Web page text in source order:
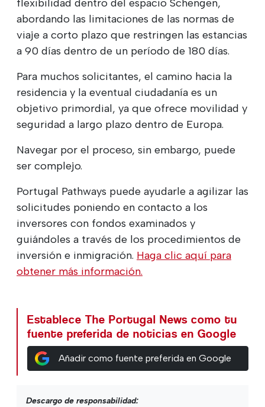
flexibilidad dentro del espacio Schengen,
abordando las limitaciones de las normas de
viaje a corto plazo que restringen las estancias
a 90 días dentro de un período de 180 días.
Para muchos solicitantes, el camino hacia la
residencia y la eventual ciudadanía es un
objetivo primordial, ya que ofrece movilidad y
seguridad a largo plazo dentro de Europa.
Navegar por el proceso, sin embargo, puede
ser complejo.
Portugal Pathways puede ayudarle a agilizar las
solicitudes poniendo en contacto a los
inversores con fondos examinados y
guiándoles a través de los procedimientos de
inversión e inmigración. Haga clic aquí para
obtener más información.
Establece The Portugal News como tu
fuente preferida de noticias en Google
Añadir como fuente preferida en Google
Descargo de responsabilidad: